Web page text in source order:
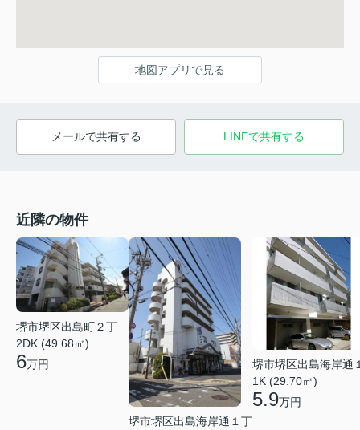
地図アプリで見る
メールで共有する LINEで共有する
近隣の物件
堺市堺区出島町２丁
2DK (49.68㎡)
6万円
堺市堺区出島海岸通１丁
堺市堺区出島海岸通
1K (29.70㎡)
5.9万円